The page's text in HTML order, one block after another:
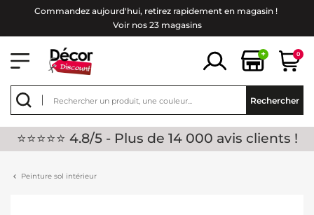
Commandez aujourd'hui, retirez rapidement en magasin !
Voir nos 23 magasins
+ 0
Rechercher
⭐⭐⭐⭐⭐ 4.8/5 - Plus de 14 000 avis clients !
Peinture sol intérieur